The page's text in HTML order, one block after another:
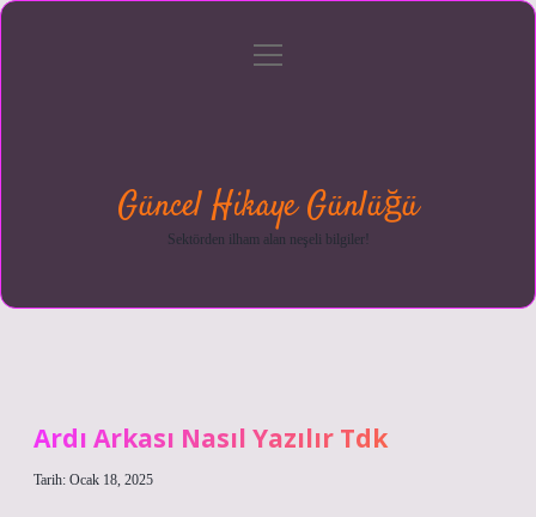
menüyü
Güncel Hikaye Günlüğü
Sektörden ilham alan neşeli bilgiler!
Ardı Arkası Nasıl Yazılır Tdk
Tarih: Ocak 18, 2025